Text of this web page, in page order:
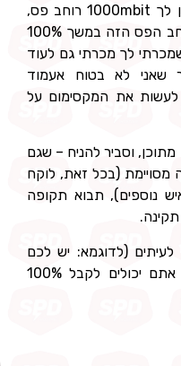
(לדוגמא): "אני כחברת אחסון נותן לך 1000mbit רוחב פס,
אתה יכול להשתמש ב-100% מרוחב הפס הזה במשך 100%
לך מכרתי גם לעוד
שאני לא בטוח אעמוד
לעשות את המקסימום על
וסביר להניח – שגם
מסויימת (בכל זאת, לוקח
למכור את המוצר ל-1000 איש נוספים), תבוא תקופה
לעיתים (לדוגמא: יש לכם
קמפיין בYNET), חשוב לוודא כי אתם יכולים לקבל 100%